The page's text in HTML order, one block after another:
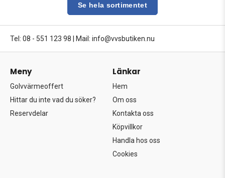
Se hela sortimentet
Tel: 08 - 551 123 98 | Mail: info@vvsbutiken.nu
Meny
Golvvärmeoffert
Hittar du inte vad du söker?
Reservdelar
Länkar
Hem
Om oss
Kontakta oss
Köpvillkor
Handla hos oss
Cookies